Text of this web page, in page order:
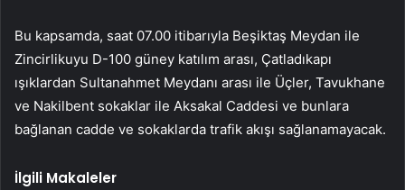
Bu kapsamda, saat 07.00 itibarıyla Beşiktaş Meydan ile
Zincirlikuyu D-100 güney katılım arası, Çatladıkapı
ışıklardan Sultanahmet Meydanı arası ile Üçler, Tavukhane
ve Nakilbent sokaklar ile Aksakal Caddesi ve bunlara
bağlanan cadde ve sokaklarda trafik akışı sağlanamayacak.
İlgili Makaleler